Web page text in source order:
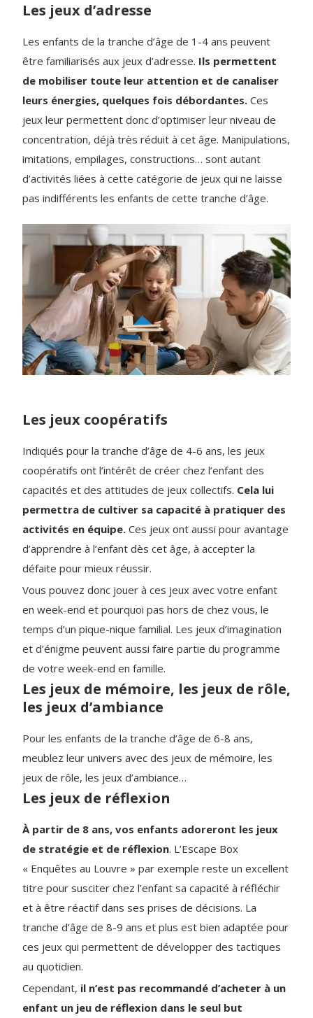
Les jeux d’adresse
Les enfants de la tranche d’âge de 1-4 ans peuvent
être familiarisés aux jeux d’adresse. Ils permettent
de mobiliser toute leur attention et de canaliser
leurs énergies, quelques fois débordantes. Ces
jeux leur permettent donc d’optimiser leur niveau de
concentration, déjà très réduit à cet âge. Manipulations,
imitations, empilages, constructions… sont autant
d’activités liées à cette catégorie de jeux qui ne laisse
pas indifférents les enfants de cette tranche d’âge.
Les jeux coopératifs
Indiqués pour la tranche d’âge de 4-6 ans, les jeux
coopératifs ont l’intérêt de créer chez l’enfant des
capacités et des attitudes de jeux collectifs. Cela lui
permettra de cultiver sa capacité à pratiquer des
activités en équipe. Ces jeux ont aussi pour avantage
d’apprendre à l’enfant dès cet âge, à accepter la
défaite pour mieux réussir.
Vous pouvez donc jouer à ces jeux avec votre enfant
en week-end et pourquoi pas hors de chez vous, le
temps d’un pique-nique familial. Les jeux d’imagination
et d’énigme peuvent aussi faire partie du programme
de votre week-end en famille.
Les jeux de mémoire, les jeux de rôle,
les jeux d’ambiance
Pour les enfants de la tranche d’âge de 6-8 ans,
meublez leur univers avec des jeux de mémoire, les
jeux de rôle, les jeux d’ambiance…
Les jeux de réflexion
À partir de 8 ans, vos enfants adoreront les jeux
de stratégie et de réflexion. L’Escape Box
« Enquêtes au Louvre » par exemple reste un excellent
titre pour susciter chez l’enfant sa capacité à réfléchir
et à être réactif dans ses prises de décisions. La
tranche d’âge de 8-9 ans et plus est bien adaptée pour
ces jeux qui permettent de développer des tactiques
au quotidien.
Cependant, il n’est pas recommandé d’acheter à un
enfant un jeu de réflexion dans le seul but